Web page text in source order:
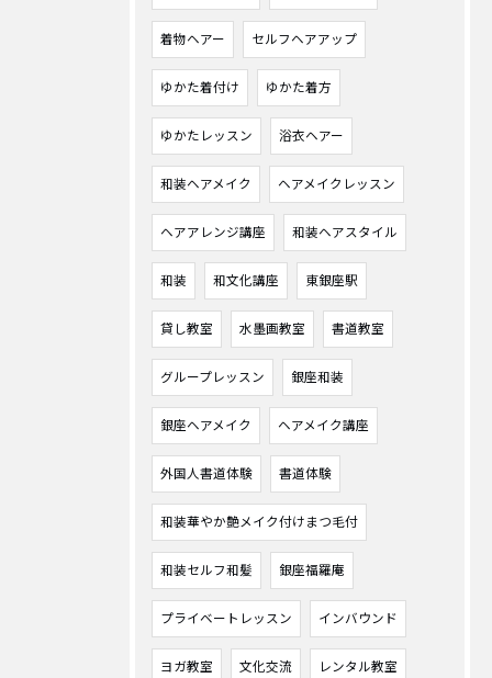
着物ヘアー セルフヘアアップ
ゆかた着付け ゆかた着方
ゆかたレッスン 浴衣ヘアー
和装ヘアメイク ヘアメイクレッスン
ヘアアレンジ講座 和装ヘアスタイル
和装 和文化講座 東銀座駅
貸し教室 水墨画教室 書道教室
グループレッスン 銀座和装
銀座ヘアメイク ヘアメイク講座
外国人書道体験 書道体験
和装華やか艶メイク付けまつ毛付
和装セルフ和髪 銀座福羅庵
プライベートレッスン インバウンド
ヨガ教室 文化交流 レンタル教室